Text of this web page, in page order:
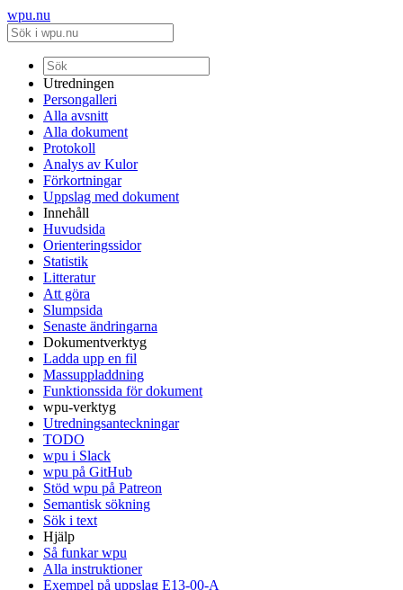
wpu.nu
Utredningen
Persongalleri
Alla avsnitt
Alla dokument
Protokoll
Analys av Kulor
Förkortningar
Uppslag med dokument
Innehåll
Huvudsida
Orienteringssidor
Statistik
Litteratur
Att göra
Slumpsida
Senaste ändringarna
Dokumentverktyg
Ladda upp en fil
Massuppladdning
Funktionssida för dokument
wpu-verktyg
Utredningsanteckningar
TODO
wpu i Slack
wpu på GitHub
Stöd wpu på Patreon
Semantisk sökning
Sök i text
Hjälp
Så funkar wpu
Alla instruktioner
Exempel på uppslag E13-00-A